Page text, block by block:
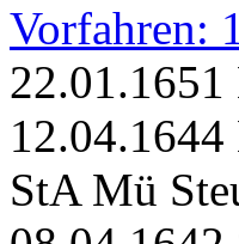
Vorfahren:
StA Mü